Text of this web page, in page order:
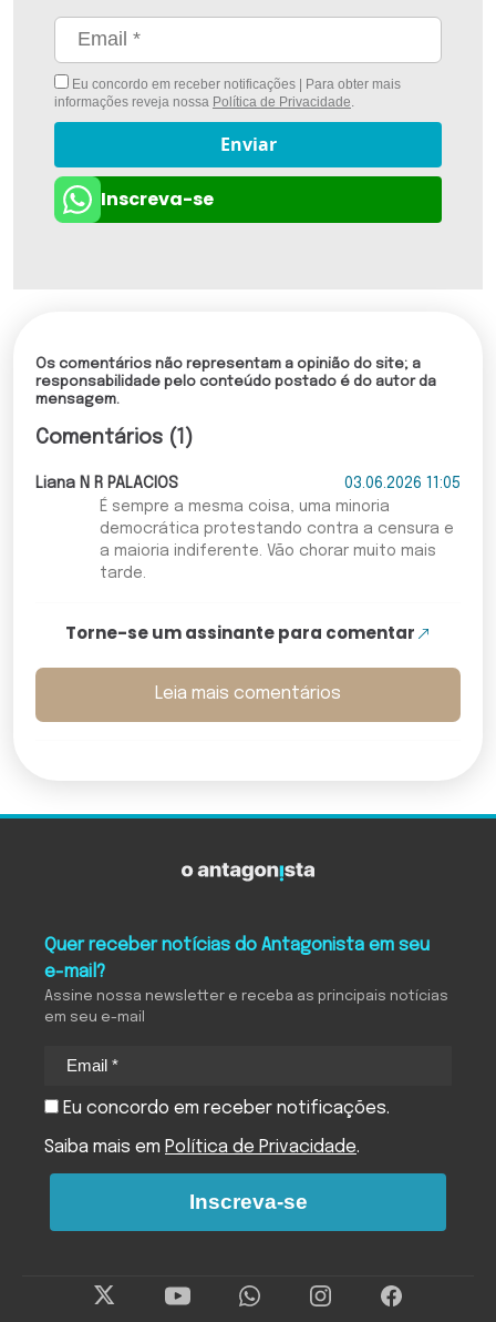
Eu concordo em receber notificações | Para obter mais
informações reveja nossa Política de Privacidade
Enviar
Inscreva-se
Os comentários não representam a opinião do site; a
responsabilidade pelo conteúdo postado é do autor da
mensagem.
Comentários (1)
Liana N R PALACIOS
03.06.2026 11:05
É sempre a mesma coisa, uma minoria
democrática protestando contra a censura e
a maioria indiferente. Vão chorar muito mais
tarde.
Torne-se um assinante para comentar
Leia mais comentários
Quer receber notícias do Antagonista em seu
e-mail?
Assine nossa newsletter e receba as principais notícias
em seu e-mail
Eu concordo em receber notificações.
Saiba mais em Política de Privacidade.
Inscreva-se